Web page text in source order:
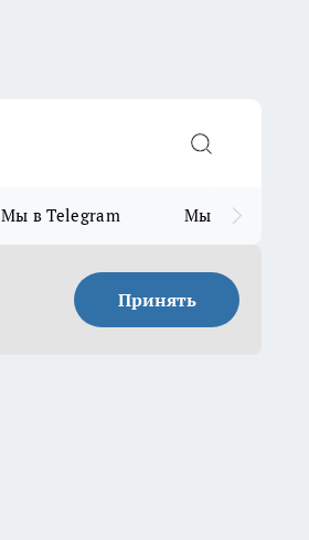
Мы в Telegram Мы в MAX
Принять